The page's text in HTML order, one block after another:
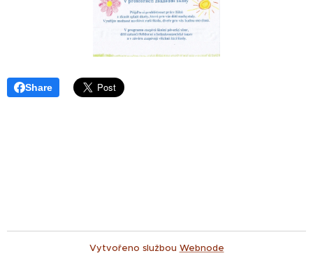
Share
Vytvořeno službou Webnode